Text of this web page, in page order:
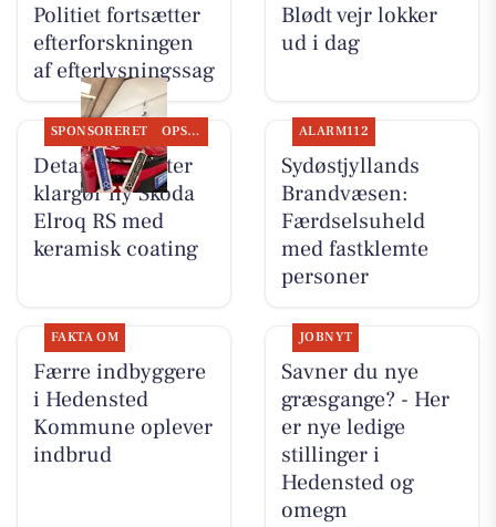
Politiet fortsætter
efterforskningen
af efterlysningssag
Blødt vejr lokker
ud i dag
SPONSORERET OPSLAGSTAVLEN
Detailing Center
klargør ny Skoda
Elroq RS med
keramisk coating
ALARM112
Sydøstjyllands
Brandvæsen:
Færdselsuheld
med fastklemte
personer
FAKTA OM
Færre indbyggere
i Hedensted
Kommune oplever
indbrud
JOBNYT
Savner du nye
græsgange? - Her
er nye ledige
stillinger i
Hedensted og
omegn